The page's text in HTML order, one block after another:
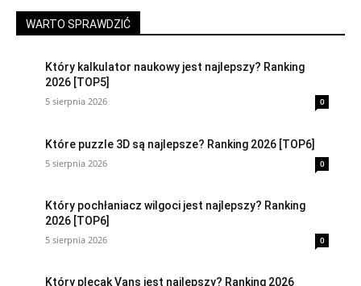
WARTO SPRAWDZIĆ
Który kalkulator naukowy jest najlepszy? Ranking
2026 [TOP5]
5 sierpnia 2026 0
Które puzzle 3D są najlepsze? Ranking 2026 [TOP6]
5 sierpnia 2026 0
Który pochłaniacz wilgoci jest najlepszy? Ranking
2026 [TOP6]
5 sierpnia 2026 0
Który plecak Vans jest najlepszy? Ranking 2026